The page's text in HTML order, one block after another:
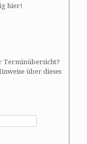
hier!
Terminübersicht?
über dieses